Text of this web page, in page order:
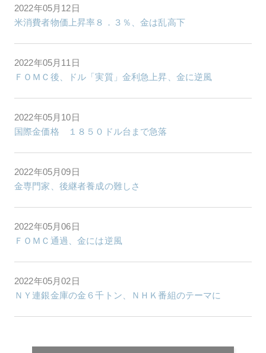
2022年05月12日
米消費者物価上昇率８．３％、金は乱高下
2022年05月11日
ＦＯＭＣ後、ドル「実質」金利急上昇、金に逆風
2022年05月10日
国際金価格 １８５０ドル台まで急落
2022年05月09日
金専門家、後継者養成の難しさ
2022年05月06日
ＦＯＭＣ通過、金には逆風
2022年05月02日
ＮＹ連銀金庫の金６千トン、ＮＨＫ番組のテーマに